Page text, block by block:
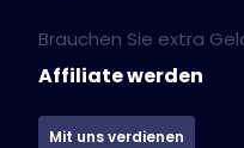
Brauchen Sie extra
Affiliate werden
Mit uns verdienen